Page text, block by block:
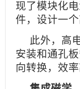
现了模块化
件，设计一
此外，高
安装和通孔
向转换，效率